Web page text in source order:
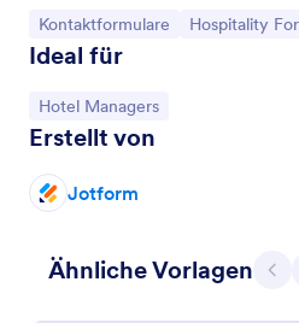
Zur Kategorie:
Kontaktformulare Zur Kategorie:
Hospitality
Ideal für
Zur Kategorie:
Hotel Managers
Erstellt von
Jotform
Ähnliche Vorlagen
Formular fordert